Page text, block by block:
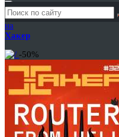
Годовая
подписка
на
Хакер
-50%